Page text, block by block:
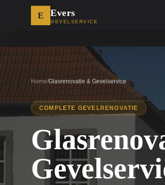
E Evers
GEVELSERVICE
Home/Glasrenovatie & Gevelservice
COMPLETE GEVELRENOVATIE